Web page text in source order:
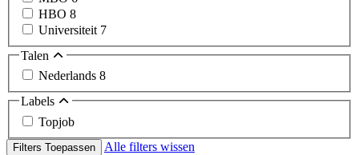
HBO 8
Universiteit 7
Talen
Nederlands 8
Labels
Topjob
Filters Toepassen Alle filters wissen